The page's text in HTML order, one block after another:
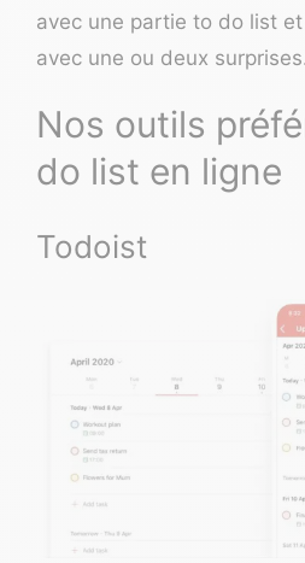
avec une partie to do list
avec une ou deux surprises.
Nos outils
do list en ligne
Todoist